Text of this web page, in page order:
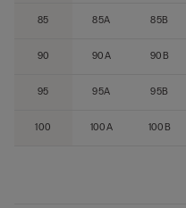
85 85A 85B
90 90A 90B
95 95A 95B
100 100A 100B